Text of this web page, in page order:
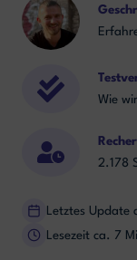
Wie
2.178
Letztes
Lesezeit ca. 7